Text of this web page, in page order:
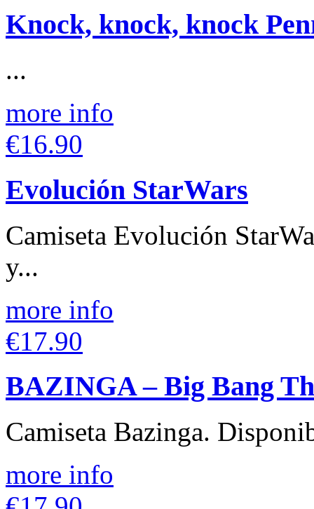
Knock, knock, knock
...
more info
€16.90
Evolución StarWars
Camiseta Evolución
y...
more info
€17.90
BAZINGA – Big Bang
Camiseta Bazinga.
more info